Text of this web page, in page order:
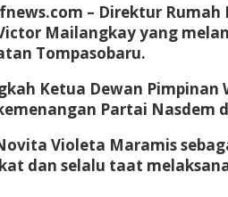
– Direktur Rumah
Mailangkay yang
Tompasobaru.
Ketua Dewan Pimpinan
Partai Nasdem
Violeta Maramis
dan selalu taat